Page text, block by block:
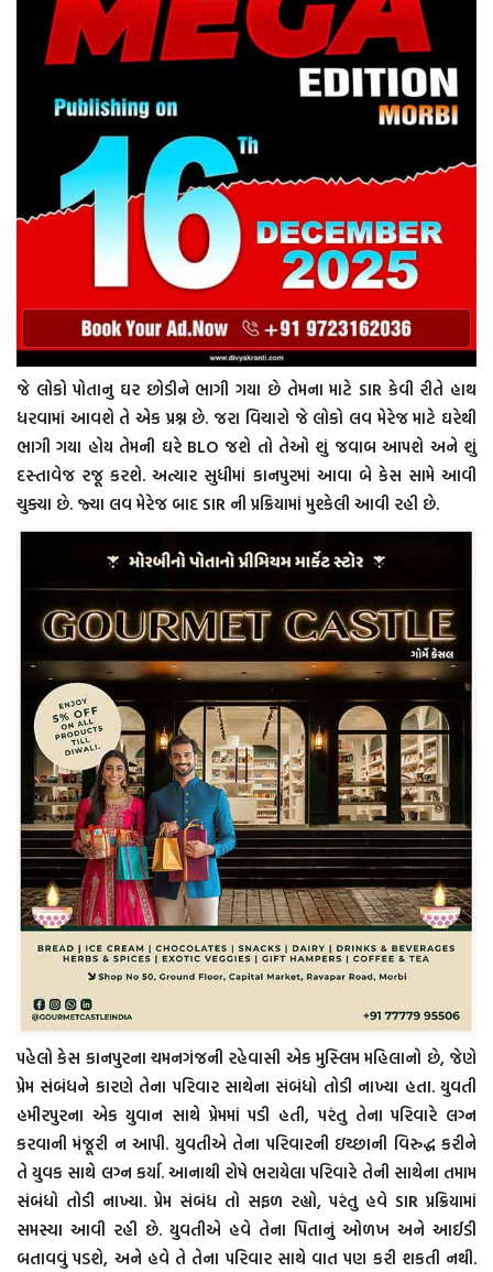
જે લોકો પોતાનુ ઘર છોડીને ભાગી ગયા છે તેમના માટે SIR કેવી રીતે હાથ
ધરવામાં આવશે તે એક પ્રશ્ન છે. જરા વિચારો જે લોકો લવ મેરેજ માટે ઘરેથી
ભાગી ગયા હોય તેમની ઘરે BLO જશે તો તેઓ શું જવાબ આપશે અને શું
દસ્તાવેજ રજૂ કરશે. અત્યાર સુધીમાં કાનપુરમાં આવા બે કેસ સામે આવી
ચુક્યા છે. જ્યા લવ મેરેજ બાદ SIR ની પ્રક્રિયામાં મુશ્કેલી આવી રહી છે.
પહેલો કેસ કાનપુરના ચમનગંજની રહેવાસી એક મુસ્લિમ મહિલાનો છે, જેણે
પ્રેમ સંબંધને કારણે તેના પરિવાર સાથેના સંબંધો તોડી નાખ્યા હતા. યુવતી
હમીરપુરના એક યુવાન સાથે પ્રેમમાં પડી હતી, પરંતુ તેના પરિવારે લગ્ન
કરવાની મંજૂરી ન આપી. યુવતીએ તેના પરિવારની ઇચ્છાની વિરુદ્ધ કરીને
તે યુવક સાથે લગ્ન કર્યા. આનાથી રોષે ભરાયેલા પરિવારે તેની સાથેના તમામ
સંબંધો તોડી નાખ્યા. પ્રેમ સંબંધ તો સફળ રહ્યો, પરંતુ હવે SIR પ્રક્રિયામાં
સમસ્યા આવી રહી છે. યુવતીએ હવે તેના પિતાનું ઓળખ અને આઈડી
બતાવવું પડશે, અને હવે તે તેના પરિવાર સાથે વાત પણ કરી શકતી નથી.